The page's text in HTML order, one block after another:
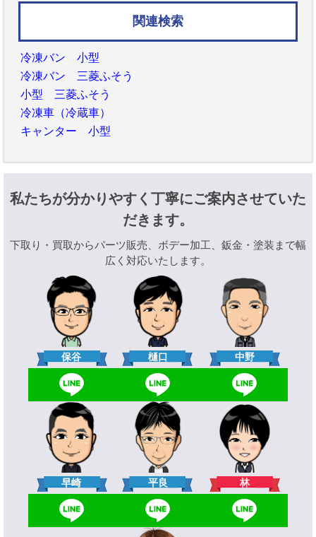
関連検索
冷凍バン 小型
冷凍バン 三菱ふそう
小型 三菱ふそう
冷凍車（冷蔵車）
キャンター 小型
私たちが分かりやすく丁寧にご案内させていた
だきます。
下取り・買取からパーツ販売、ボデー加工、鈑金・塗装まで幅
広く対応いたします。
保谷 樋口 中野
早崎 平良 林